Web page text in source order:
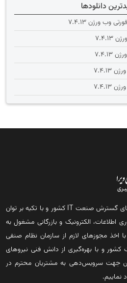
دانلودها
شرکت ستاک فناوری ویرا در راستای گسترش صنعت IT کشور و با تکیه بر توان
الکترونیک و بازرگانی مشغول به
اخذ مجوزهای لازم از سازمان نظام صنفی
کشور و با بهره‌گیری از دانش فنی نیروهای
جهت سرویس‌دهی به مشتریان محترم در